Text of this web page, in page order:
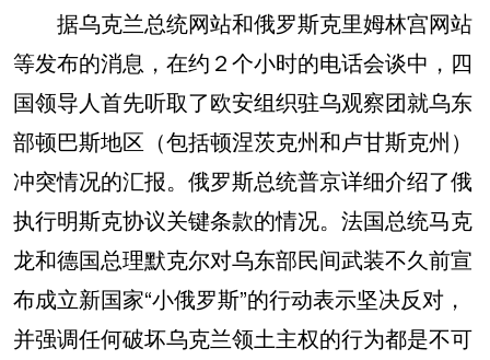
据乌克兰总统网站和俄罗斯克里姆林宫网站
等发布的消息，在约２个小时的电话会谈中，四
国领导人首先听取了欧安组织驻乌观察团就乌东
部顿巴斯地区（包括顿涅茨克州和卢甘斯克州）
冲突情况的汇报。俄罗斯总统普京详细介绍了俄
执行明斯克协议关键条款的情况。法国总统马克
龙和德国总理默克尔对乌东部民间武装不久前宣
布成立新国家“小俄罗斯”的行动表示坚决反对，
并强调任何破坏乌克兰领土主权的行为都是不可